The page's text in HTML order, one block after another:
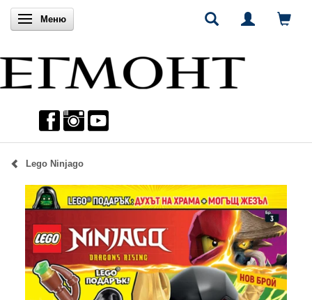
Включи навигацията
Меню
Lego Ninjago